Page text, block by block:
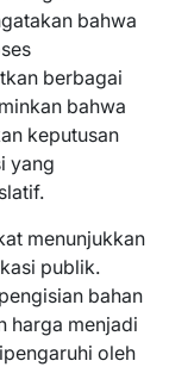
bahwa
berbagai
bahwa
keputusan
yang
menunjukkan
publik.
bahan
harga menjadi
oleh